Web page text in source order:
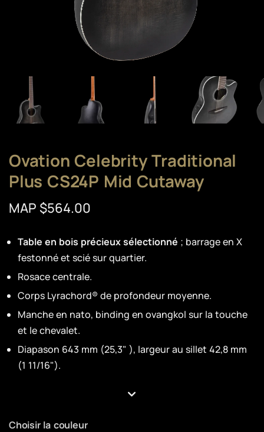
Ovation Celebrity Traditional
Plus CS24P Mid Cutaway
MAP $564.00
Table en bois précieux sélectionné ; barrage en X
festonné et scié sur quartier.
Rosace centrale.
Corps Lyrachord® de profondeur moyenne.
Manche en nato, binding en ovangkol sur la touche
et le chevalet.
Diapason 643 mm (25,3" ), largeur au sillet 42,8 mm
(1 11/16").
Choisir la couleur